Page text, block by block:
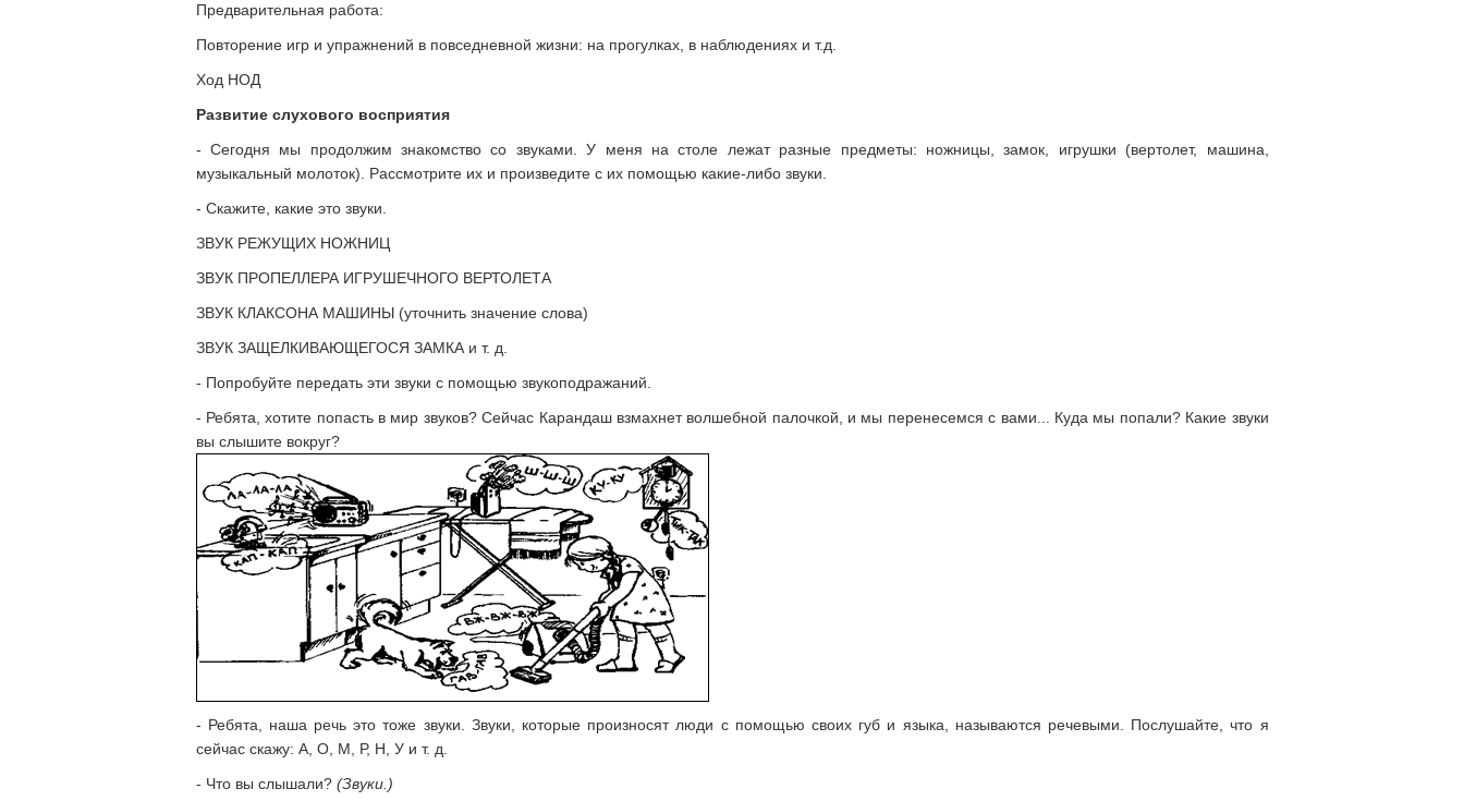
Предварительная работа:
Повторение игр и упражнений в повседневной жизни: на про­гулках, в наблюдениях и т.д.
Ход НОД
Развитие слухового восприятия
- Сегодня мы продолжим знакомство со звуками. У меня на столе лежат разные предметы: ножницы, замок, игрушки (вертолет, машина,
музыкальный молоток). Рассмотрите их и произведите с их помощью какие-либо звуки.
- Скажите, какие это звуки.
ЗВУК РЕЖУЩИХ НОЖНИЦ
ЗВУК ПРОПЕЛЛЕРА ИГРУШЕЧНОГО ВЕРТОЛЕТА
ЗВУК КЛАКСОНА МАШИНЫ (уточнить значение слова)
ЗВУК ЗАЩЕЛКИВАЮЩЕГОСЯ ЗАМКА и т. д.
- Попробуйте передать эти звуки с помощью звукоподражаний.
- Ребята, хотите попасть в мир звуков? Сейчас Карандаш взмахнет волшебной палочкой, и мы перенесемся с вами... Куда мы попали? Какие звуки
вы слышите вокруг?
- Ребята, наша речь это тоже звуки. Звуки, которые произносят люди с помощью своих губ и языка, называются речевыми. Послушайте, что я
сейчас скажу: А, О, М, Р, Н, У и т. д.
- Что вы слышали? (Звуки.)